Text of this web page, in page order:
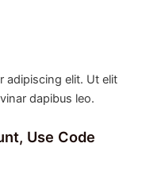
adipiscing elit. Ut elit
dapibus leo.
Use Code